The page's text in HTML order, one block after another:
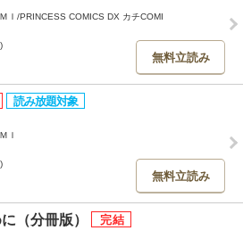
Ｉ/PRINCESS COMICS DX カチCOMI
無料立読み
Ｉ
無料立読み
（分冊版）